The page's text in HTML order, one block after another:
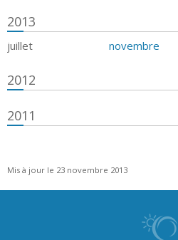
2013
juillet novembre
2012
2011
Mis à jour le 23 novembre 2013